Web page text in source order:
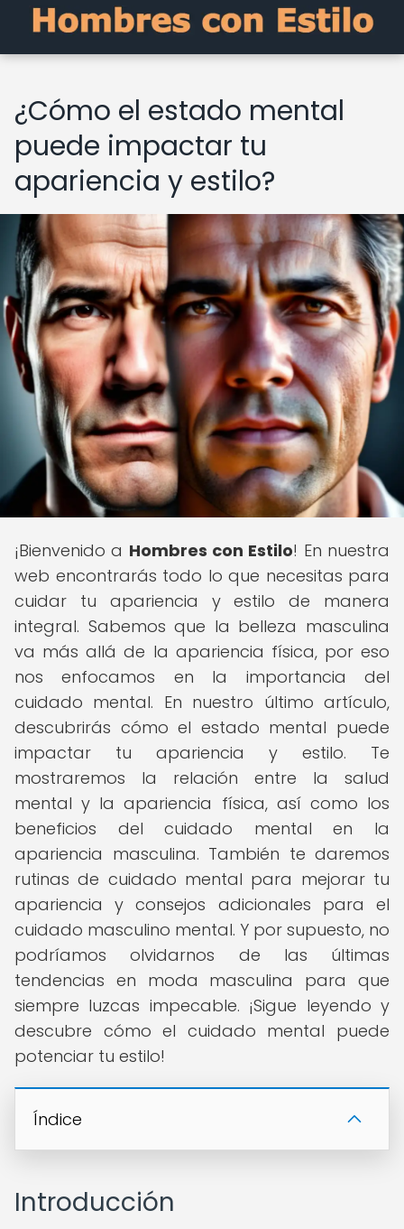
¿Cómo el estado mental
puede impactar tu
apariencia y estilo?
¡Bienvenido a Hombres con Estilo! En nuestra
web encontrarás todo lo que necesitas para
cuidar tu apariencia y estilo de manera
integral. Sabemos que la belleza masculina
va más allá de la apariencia física, por eso
nos enfocamos en la importancia del
cuidado mental. En nuestro último artículo,
descubrirás cómo el estado mental puede
impactar tu apariencia y estilo. Te
mostraremos la relación entre la salud
mental y la apariencia física, así como los
beneficios del cuidado mental en la
apariencia masculina. También te daremos
rutinas de cuidado mental para mejorar tu
apariencia y consejos adicionales para el
cuidado masculino mental. Y por supuesto, no
podríamos olvidarnos de las últimas
tendencias en moda masculina para que
siempre luzcas impecable. ¡Sigue leyendo y
descubre cómo el cuidado mental puede
potenciar tu estilo!
Índice
Introducción